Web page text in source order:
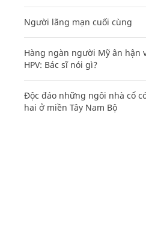
Người lãng mạn cuối cùng
Hàng ngàn người Mỹ ân hận
HPV: Bác sĩ nói gì?
Độc đáo những ngôi nhà cổ
hai ở miền Tây Nam Bộ